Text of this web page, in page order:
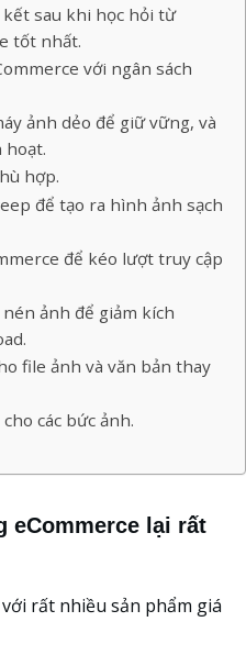
sau khi học hỏi từ
tốt nhất.
với ngân sách
ảnh dẻo để giữ vững, và
hoạt.
hợp.
để tạo ra hình ảnh sạch
để kéo lượt truy cập
nén ảnh để giảm kích
file ảnh và văn bản thay
các bức ảnh.
eCommerce lại rất
rất nhiều sản phẩm giá